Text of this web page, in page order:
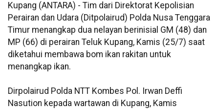
Kupang (ANTARA) - Tim dari Direktorat Kepolisian
Perairan dan Udara (Ditpolairud) Polda Nusa Tenggara
Timur menangkap dua nelayan berinisial GM (48) dan
MP (66) di perairan Teluk Kupang, Kamis (25/7) saat
diketahui membawa bom ikan rakitan untuk
menangkap ikan.
Dirpolairud Polda NTT Kombes Pol. Irwan Deffi
Nasution kepada wartawan di Kupang, Kamis